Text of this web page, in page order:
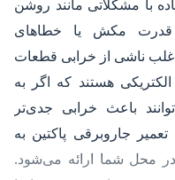
با مشکلاتی مانند روشن
قدرت مکش یا خطاهای
ناشی از خرابی قطعات
هستند که اگر به
باعث خرابی جدی‌تر
جاروبرقی پاکتین به
محل شما ارائه می‌شود.